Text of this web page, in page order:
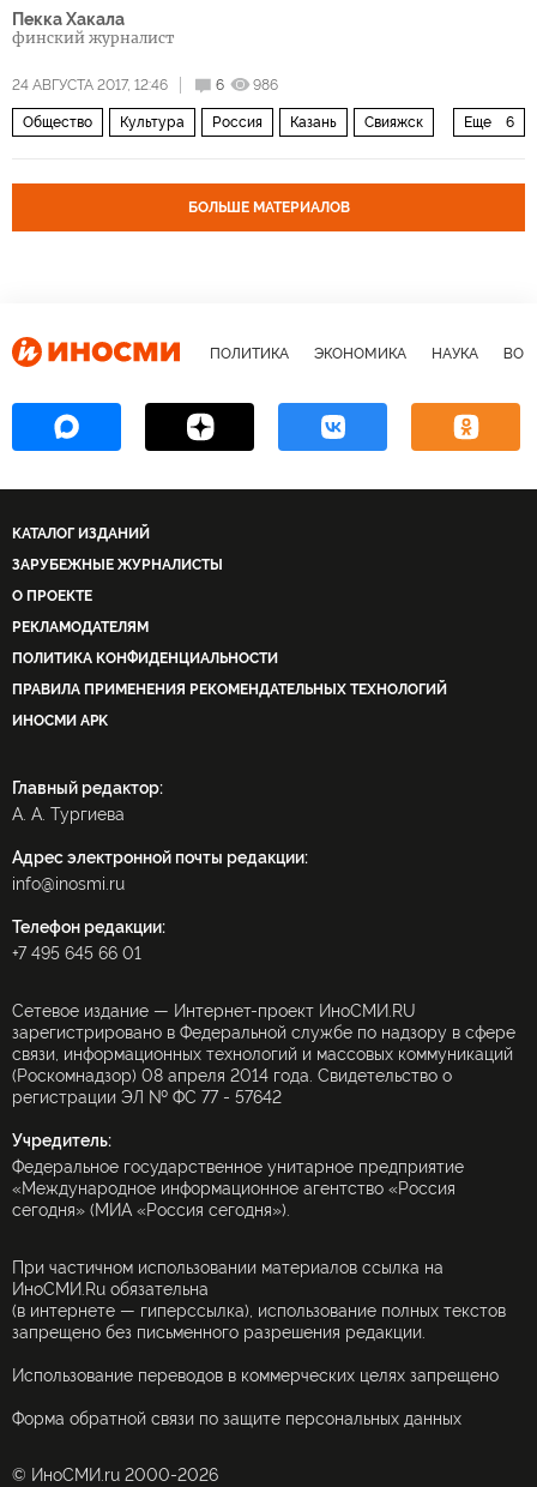
Пекка Хакала
финский журналист
24 АВГУСТА 2017, 12:46 6 986
Еще 6
Общество Культура Россия Казань Свияжск
В мире науки и культуры
БОЛЬШЕ МАТЕРИАЛОВ
ПОЛИТИКА ЭКОНОМИКА НАУКА
КАТАЛОГ ИЗДАНИЙ
ЗАРУБЕЖНЫЕ ЖУРНАЛИСТЫ
О ПРОЕКТЕ
РЕКЛАМОДАТЕЛЯМ
ПОЛИТИКА КОНФИДЕНЦИАЛЬНОСТИ
ПРАВИЛА ПРИМЕНЕНИЯ РЕКОМЕНДАТЕЛЬНЫХ ТЕХНОЛОГИЙ
ИНОСМИ APK
Главный редактор:
А. А. Тургиева
Адрес электронной почты редакции:
info@inosmi.ru
Телефон редакции:
+7 495 645 66 01
Сетевое издание — Интернет-проект ИноСМИ.RU
зарегистрировано в Федеральной службе по надзору в сфере
связи, информационных технологий и массовых коммуникаций
(Роскомнадзор) 08 апреля 2014 года. Свидетельство о
регистрации ЭЛ № ФС 77 - 57642
Учредитель:
Федеральное государственное унитарное предприятие
«Международное информационное агентство «Россия
сегодня» (МИА «Россия сегодня»).
При частичном использовании материалов ссылка на
ИноСМИ.Ru обязательна
(в интернете — гиперссылка), использование полных текстов
запрещено без письменного разрешения редакции.
Использование переводов в коммерческих целях запрещено
Форма обратной связи по защите персональных данных
© ИноСМИ.ru 2000-2026